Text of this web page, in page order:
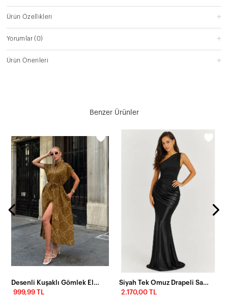
Ürün Özellikleri
Yorumlar(0)
Ürün Önerileri
Benzer Ürünler
Desenli Kuşaklı Gömlek Elbise
999,99 TL
Siyah Tek Omuz Drapeli Saten Uzun Abiye Elbise
2.170,00 TL